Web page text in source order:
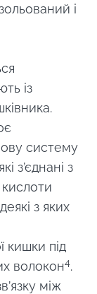
і
із
систему
з’єднані з
з яких
кишки під
волокон4.
між